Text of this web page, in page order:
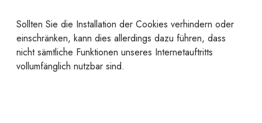
Sollten Sie die Installation der Cookies verhindern oder
einschränken, kann dies allerdings dazu führen, dass
nicht sämtliche Funktionen unseres Internetauftritts
vollumfänglich nutzbar sind.